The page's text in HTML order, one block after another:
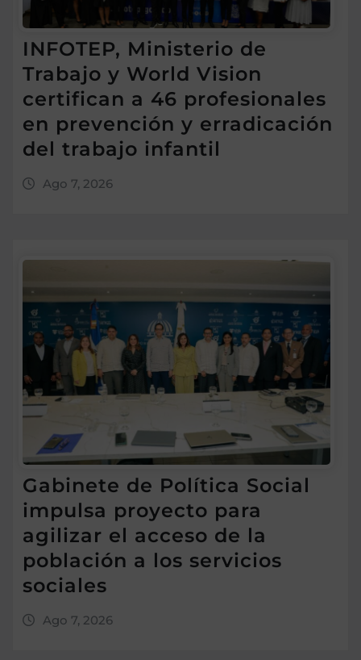
INFOTEP, Ministerio de
Trabajo y World Vision
certifican a 46 profesionales
en prevención y erradicación
del trabajo infantil
Ago 7, 2026
Gabinete de Política Social
impulsa proyecto para
agilizar el acceso de la
población a los servicios
sociales
Ago 7, 2026